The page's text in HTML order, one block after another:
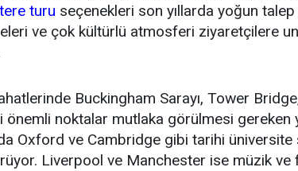
turu seçenekleri son yıllarda yoğun
ve çok kültürlü atmosferi ziyaretçilere
Buckingham Sarayı, Tower
önemli noktalar mutlaka görülmesi gereken
Oxford ve Cambridge gibi tarihi üniversite
Liverpool ve Manchester ise müzik